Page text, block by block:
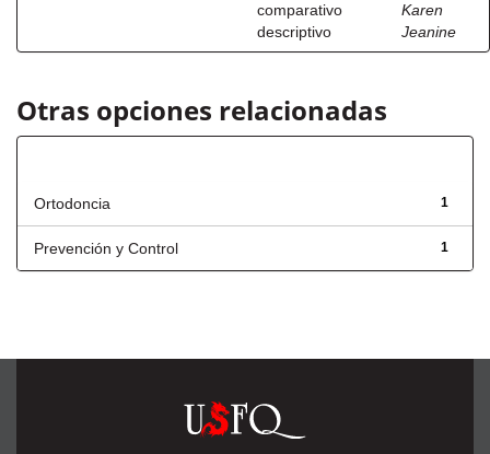
comparativo
descriptivo
Karen
Jeanine
Otras opciones relacionadas
1
Ortodoncia
1
Prevención y Control